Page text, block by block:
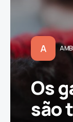
A
Os
são